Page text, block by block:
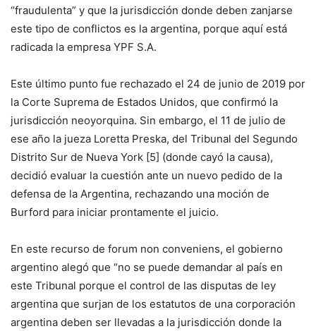
“fraudulenta” y que la jurisdicción donde deben zanjarse
este tipo de conflictos es la argentina, porque aquí está
radicada la empresa YPF S.A.
Este último punto fue rechazado el 24 de junio de 2019 por
la Corte Suprema de Estados Unidos, que confirmó la
jurisdicción neoyorquina. Sin embargo, el 11 de julio de
ese año la jueza Loretta Preska, del Tribunal del Segundo
Distrito Sur de Nueva York [5] (donde cayó la causa),
decidió evaluar la cuestión ante un nuevo pedido de la
defensa de la Argentina, rechazando una moción de
Burford para iniciar prontamente el juicio.
En este recurso de forum non conveniens, el gobierno
argentino alegó que “no se puede demandar al país en
este Tribunal porque el control de las disputas de ley
argentina que surjan de los estatutos de una corporación
argentina deben ser llevadas a la jurisdicción donde la